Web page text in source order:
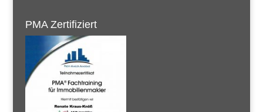
PMA Zertifiziert